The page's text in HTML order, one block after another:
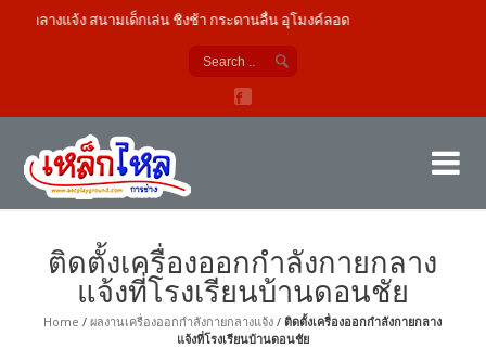
จ้ง สนามเด็กเล่น ชิงช้า กระดานลื่น อุโมงค์ลอด
ติดตั้งเครื่องออกกำลังกายกลาง
แจ้งที่โรงเรียนบ้านดอนชัย
Home /ผลงานเครื่องออกกำลังกายกลางแจ้ง /ติดตั้งเครื่องออกกำลังกายกลาง
แจ้งที่โรงเรียนบ้านดอนชัย